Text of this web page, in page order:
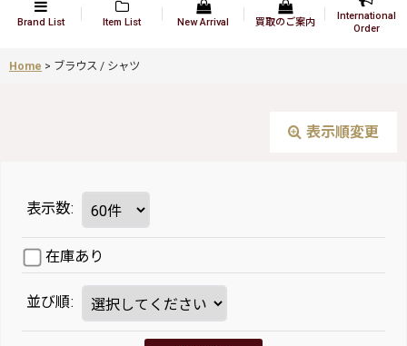
Brand List Item List New Arrival 買取のご案内
International
Order
Home > ブラウス / シャツ
表示順変更
表示数:
在庫あり
並び順: